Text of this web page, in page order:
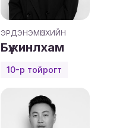
ЭРДЭНЭМӨНХИЙН
Бүжинлхам
10-р тойрогт